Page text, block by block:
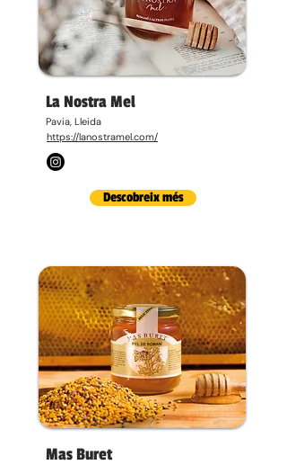
La Nostra Mel
Pavia, Lleida
https://lanostramel.com/
Descobreix més
Mas Buret